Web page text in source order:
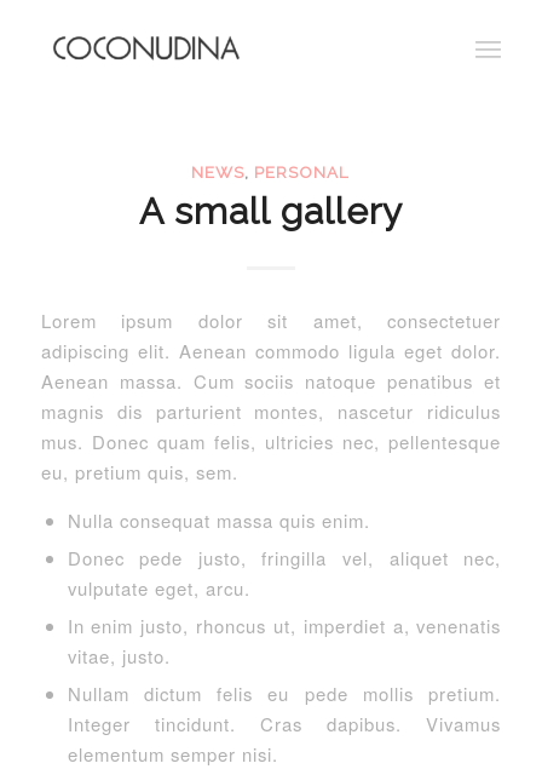
NEWS, PERSONAL
A small gallery
Lorem ipsum dolor sit amet, consectetuer
adipiscing elit. Aenean commodo ligula eget dolor.
Aenean massa. Cum sociis natoque penatibus et
magnis dis parturient montes, nascetur ridiculus
mus. Donec quam felis, ultricies nec, pellentesque
eu, pretium quis, sem.
Nulla consequat massa quis enim.
Donec pede justo, fringilla vel, aliquet nec,
vulputate eget, arcu.
In enim justo, rhoncus ut, imperdiet a, venenatis
vitae, justo.
Nullam dictum felis eu pede mollis pretium.
Integer tincidunt. Cras dapibus. Vivamus
elementum semper nisi.